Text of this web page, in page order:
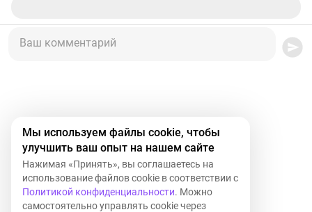
Ваш комментарий
Мы используем файлы cookie, чтобы
улучшить ваш опыт на нашем сайте
Нажимая «Принять», вы соглашаетесь на
использование файлов cookie в соответствии с
Политикой конфиденциальности. Можно
самостоятельно управлять cookie через